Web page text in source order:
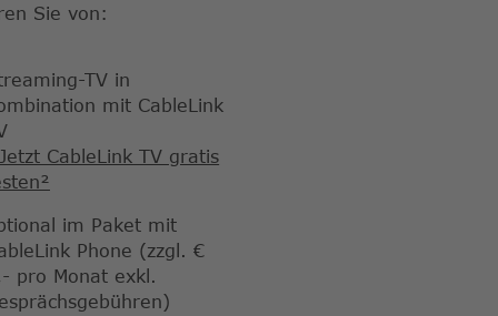
Sie von:
TV in
mit CableLink
Jetzt CableLink TV gratis
im Paket mit
Phone (zzgl. €
pro Monat exkl.